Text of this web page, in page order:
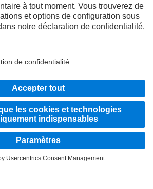
vos expériences avec d’autres routiers